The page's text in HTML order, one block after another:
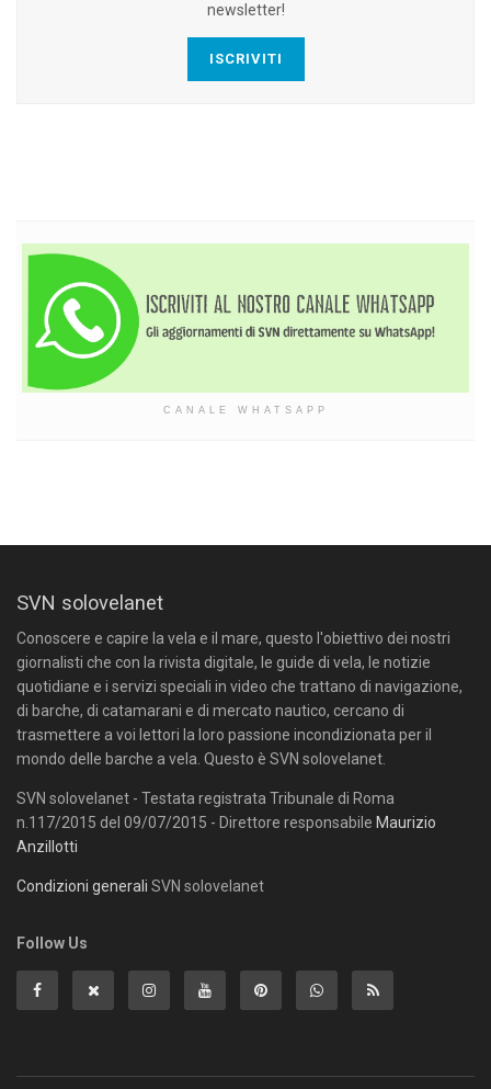
newsletter!
ISCRIVITI
CANALE WHATSAPP
SVN solovelanet
Conoscere e capire la vela e il mare, questo l'obiettivo dei nostri
giornalisti che con la rivista digitale, le guide di vela, le notizie
quotidiane e i servizi speciali in video che trattano di navigazione,
di barche, di catamarani e di mercato nautico, cercano di
trasmettere a voi lettori la loro passione incondizionata per il
mondo delle barche a vela. Questo è SVN solovelanet.
SVN solovelanet - Testata registrata Tribunale di Roma
n.117/2015 del 09/07/2015 - Direttore responsabile Maurizio
Anzillotti
Condizioni generali SVN solovelanet
Follow Us